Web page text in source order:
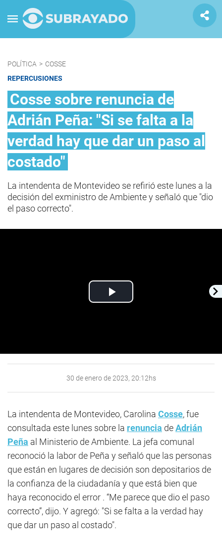
POLÍTICA > COSSE
REPERCUSIONES
Cosse sobre renuncia de
Adrián Peña: "Si se falta a la
verdad hay que dar un paso al
costado"
La intendenta de Montevideo se refirió este lunes a la
decisión del exministro de Ambiente y señaló que "dio
el paso correcto".
Play
30 de enero de 2023, 20:12hs
La intendenta de Montevideo, Carolina Cosse, fue
consultada este lunes sobre la renuncia deAdrián
Peña al Ministerio de Ambiente. La jefa comunal
reconoció la labor de Peña y señaló que las personas
que están en lugares de decisión son depositarios de
la confianza de la ciudadanía y que está bien que
haya reconocido el error . “Me parece que dio el paso
correcto”, dijo. Y agregó: "Si se falta a la verdad hay
que dar un paso al costado".